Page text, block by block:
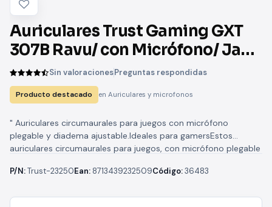
Auriculares Trust Gaming GXT
307B Ravu/ con Micrófono/ Jack
3.5/ Negros
Sin valoracionesPreguntas respondidas
Producto destacado en Auriculares y microfonos
" Auriculares circumaurales para juegos con micrófono
plegable y diadema ajustable.Ideales para gamersEstos
auriculares circumaurales para juegos, con micrófono plegable
P/N:Trust-23250Ean: 8713439232509Código:36483